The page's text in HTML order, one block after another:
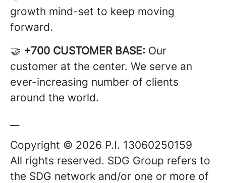
growth mind-set to keep moving
forward.
🤝 +700 CUSTOMER BASE: Our
customer at the center. We serve an
ever-increasing number of clients
around the world.
Copyright © 2026 P.I. 13060250159
All rights reserved. SDG Group refers to
the SDG network and/or one or more of